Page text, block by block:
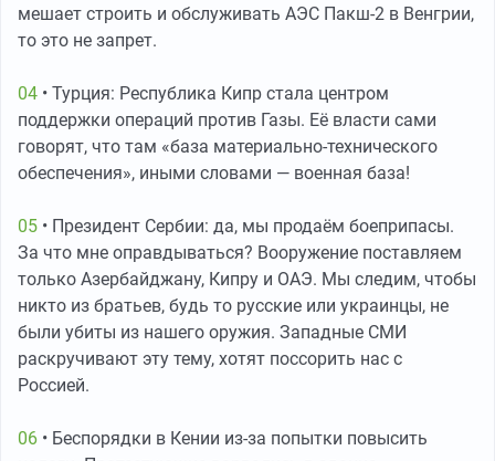
мешает строить и обслуживать АЭС Пакш-2 в Венгрии,
то это не запрет.
04 • Турция: Республика Кипр стала центром
поддержки операций против Газы. Её власти сами
говорят, что там «база материально-технического
обеспечения», иными словами — военная база!
05 • Президент Сербии: да, мы продаём боеприпасы.
За что мне оправдываться? Вооружение поставляем
только Азербайджану, Кипру и ОАЭ. Мы следим, чтобы
никто из братьев, будь то русские или украинцы, не
были убиты из нашего оружия. Западные СМИ
раскручивают эту тему, хотят поссорить нас с
Россией.
06 • Беспорядки в Кении из-за попытки повысить